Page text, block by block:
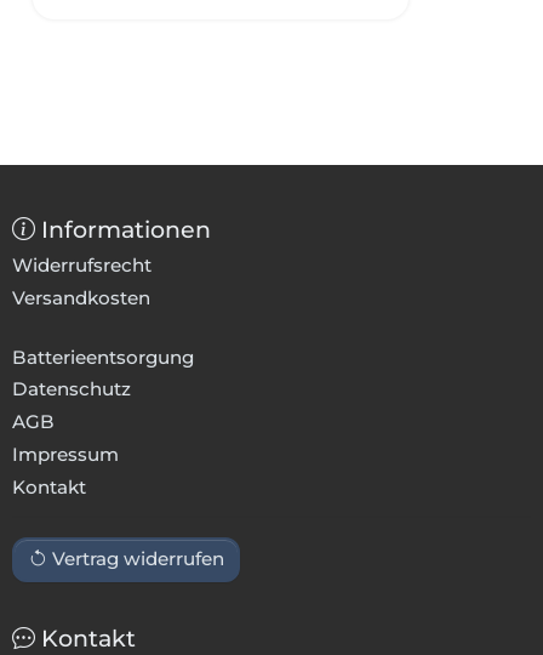
Informationen
Widerrufsrecht
Versandkosten
Batterieentsorgung
Datenschutz
AGB
Impressum
Kontakt
Vertrag widerrufen
Kontakt